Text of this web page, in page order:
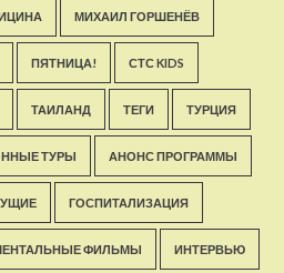
МИХАИЛ ГОРШЕНЁВ
ПЯТНИЦА! СТС KIDS
ТАИЛАНД ТЕГИ ТУРЦИЯ
ТУРЫ АНОНС ПРОГРАММЫ
ГОСПИТАЛИЗАЦИЯ
ФИЛЬМЫ ИНТЕРВЬЮ